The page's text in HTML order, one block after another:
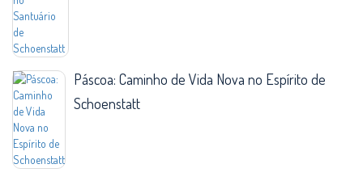
Páscoa: Caminho de Vida Nova no Espírito de
Schoenstatt